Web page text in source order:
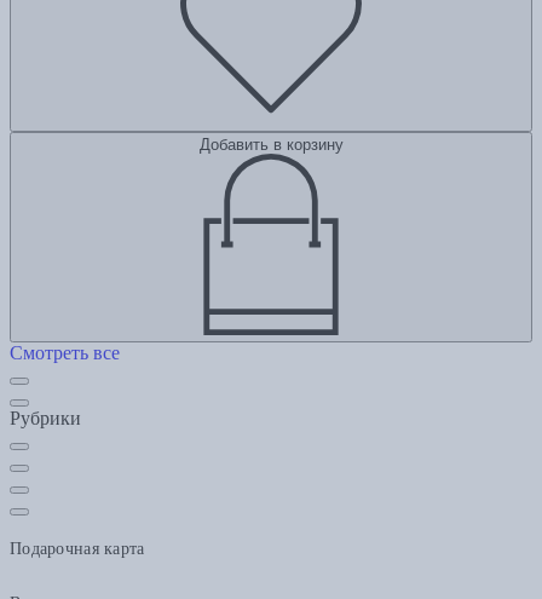
Добавить в корзину
Смотреть все
Рубрики
Подарочная карта